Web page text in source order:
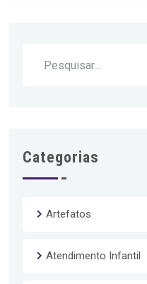
Categorias
Artefatos
Atendimento Infantil